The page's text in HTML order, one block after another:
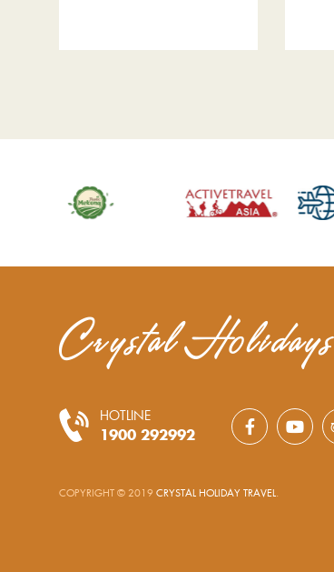
HOTLINE
1900 292992
COPYRIGHT © 2019 CRYSTAL HOLIDAY TRAVEL